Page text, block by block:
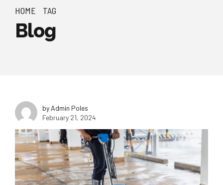
HOME TAG
Blog
by Admin Poles
February 21, 2024